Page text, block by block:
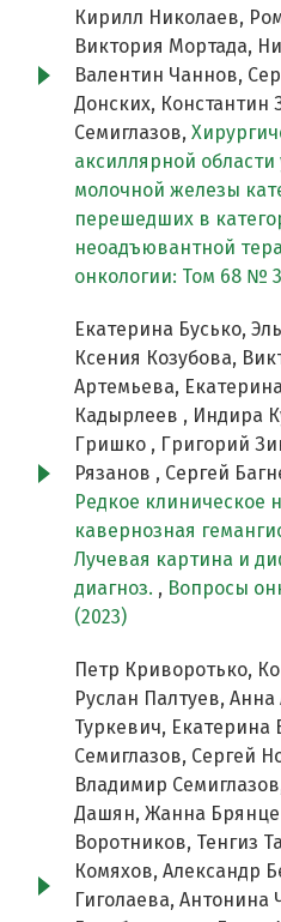
Кирилл Николаев,
Виктория Мортада,
Валентин Чаннов,
Донских, Константин
Семиглазов,
аксиллярной
молочной железы
перешедших в
неоадъювантной
онкологии: Том 68 №
Екатерина Бусько,
Ксения Козубова,
Артемьева,
Кадырлеев , Индира
Гришко , Григорий
Рязанов , Сергей
Редкое клиническое
кавернозная
Лучевая картина и
диагноз. , Вопросы
(2023)
Петр Криворотько,
Руслан Палтуев,
Туркевич, Екатерина
Семиглазов, Сергей
Владимир
Дашян, Жанна
Воротников, Тенгиз
Комяхов, Александр
Гиголаева, Антонина